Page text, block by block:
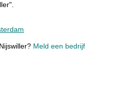
Meld een bedrijf